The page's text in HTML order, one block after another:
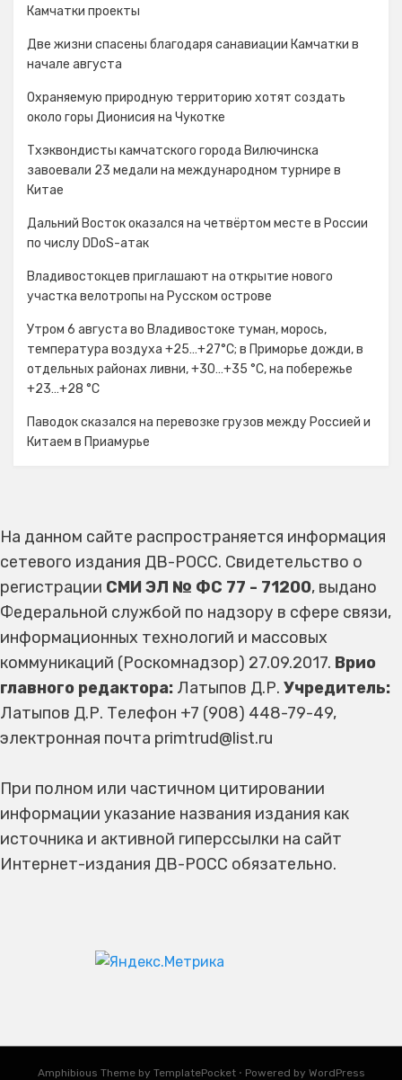
Камчатки проекты
Две жизни спасены благодаря санавиации Камчатки в
начале августа
Охраняемую природную территорию хотят создать
около горы Дионисия на Чукотке
Тхэквондисты камчатского города Вилючинска
завоевали 23 медали на международном турнире в
Китае
Дальний Восток оказался на четвёртом месте в России
по числу DDoS-атак
Владивостокцев приглашают на открытие нового
участка велотропы на Русском острове
Утром 6 августа во Владивостоке туман, морось,
температура воздуха +25…+27°С; в Приморье дожди, в
отдельных районах ливни, +30…+35 °C, на побережье
+23…+28 °C
Паводок сказался на перевозке грузов между Россией и
Китаем в Приамурье
На данном сайте распространяется информация
сетевого издания ДВ-РОСС. Свидетельство о
регистрации СМИ ЭЛ № ФС 77 - 71200, выдано
Федеральной службой по надзору в сфере связи,
информационных технологий и массовых
коммуникаций (Роскомнадзор) 27.09.2017. Врио
главного редактора: Латыпов Д.Р. Учредитель:
Латыпов Д.Р. Телефон +7 (908) 448-79-49,
электронная почта primtrud@list.ru
При полном или частичном цитировании
информации указание названия издания как
источника и активной гиперссылки на сайт
Интернет-издания ДВ-РОСС обязательно.
Amphibious Theme by TemplatePocket ⋅ Powered by WordPress